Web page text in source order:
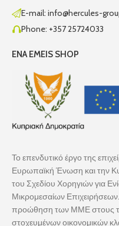
E-mail: info@hercules-
Phone: +357 25724033
ENA EMEIS SHOP
Το επενδυτικό έργο της
Ευρωπαϊκή Ένωση και την
του Σχεδίου Χορηγιών για
Μικρομεσαίων
προώθηση των ΜΜΕ στους
στοχευμένων οικονομικών